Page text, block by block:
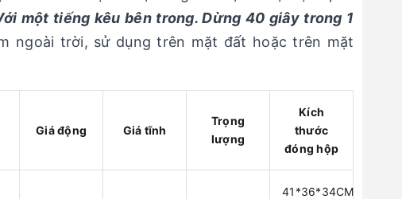
một tiếng kêu bên trong. Dừng 40 giây trong 1
ngoài trời, sử dụng trên mặt đất hoặc trên mặt
Giá động Giá tĩnh
Trọng
lượng
Kích
thước
đóng hộp
41*36*34CM，